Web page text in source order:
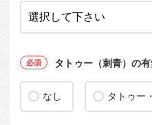
タトゥー（刺青）の
なし タトゥー